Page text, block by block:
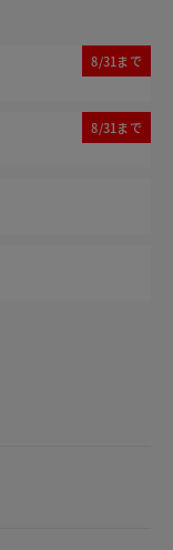
8/31まで
8/31まで